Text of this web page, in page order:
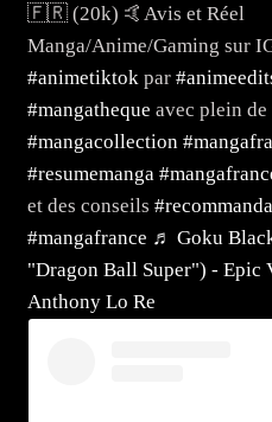
🇫🇷 (20k) 🤙Avis et Réel
Manga/Anime/Gaming sur
#animetiktok par
#mangatheque avec plein
#mangacollection
#resumemanga
et des conseils
#mangafrance ♬ Goku
"Dragon Ball Super") - Epic
Anthony Lo Re